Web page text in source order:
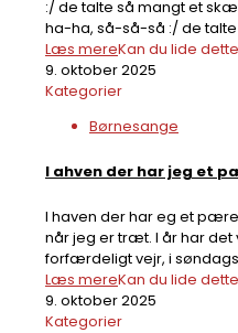
:/ de talte så mangt et
ha-ha, så-så-så :/ de
Kan du lide
Læs mere
9. oktober 2025
Kategorier
Børnesange
I ahven der har jeg et
I haven der har eg et
når jeg er træt. I år har det
forfærdeligt vejr, i
Kan du lide
Læs mere
9. oktober 2025
Kategorier